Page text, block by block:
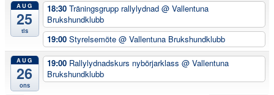
AUG
25
tis
18:30 Träningsgrupp rallylydnad @ Vallentuna
Brukshundklubb
19:00 Styrelsemöte @ Vallentuna Brukshundklubb
AUG
26
ons
19:00 Rallylydnadskurs nybörjarklass @ Vallentuna
Brukshundklubb